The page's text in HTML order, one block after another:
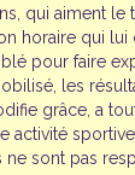
qui aiment le
horaire qui
pour faire
les
grâce, a
activité
sont pas